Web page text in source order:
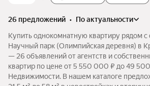
26 предложений •
по актуальности
Купить однокомнатную квартиру рядом с
Научный парк (Олимпийская деревня) в
— 26 объявлений от агентств и
квартир по цене от 5 550 000 ₽ до 49
Недвижимости. В нашем каталоге